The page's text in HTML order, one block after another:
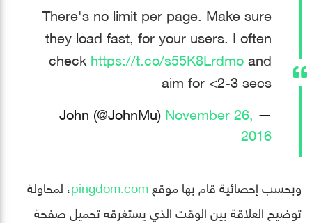
There's no limit per page. Make sure
they load fast, for your users. I often
check https://t.co/s55K8Lrdmoand
aim for <2-3 secs
— John (@JohnMu)
November 26,
2016
وبحسب إحصائية قام بها موقعpingdom.com، لمحاولة
توضيح العلاقة بين الوقت الذي يستغرقه تحميل صفحة